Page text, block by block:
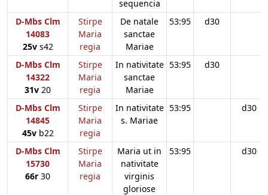
sequencia
D-Mbs Clm
14083
25vs42
Stirpe
Maria
regia
De natale
sanctae
Mariae
53:95 d30
D-Mbs Clm
14322
31v 20
Stirpe
Maria
regia
In nativitate
sanctae
Mariae
53:95 d30
D-Mbs Clm
14845
45vb22
Stirpe
Maria
regia
In nativitate
s. Mariae
53:95 d30
D-Mbs Clm
15730
66r 30
Stirpe
Maria
regia
Maria ut in
nativitate
virginis
gloriose
53:95 d30